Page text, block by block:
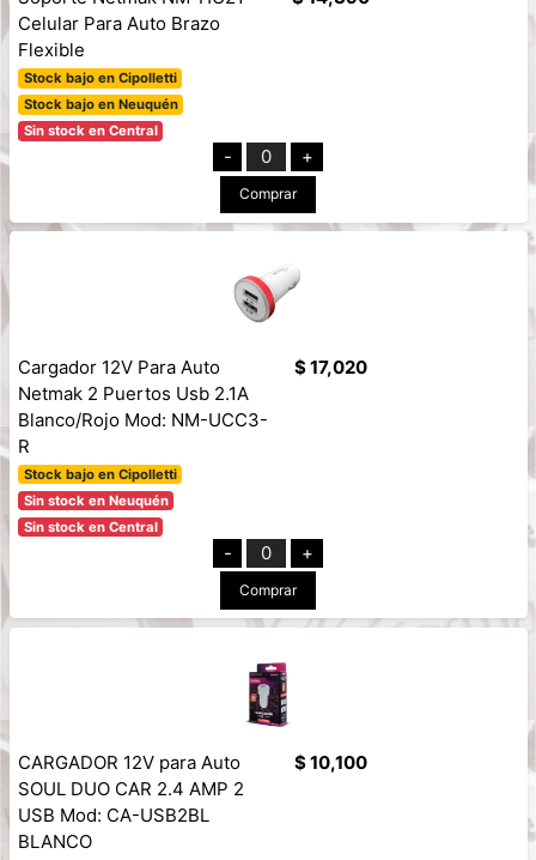
Celular Para Auto Brazo
Flexible
Stock bajo en Cipolletti
Stock bajo en Neuquén
Sin stock en Central
- 0 +
Comprar
Cargador 12V Para Auto
Netmak 2 Puertos Usb 2.1A
Blanco/Rojo Mod: NM-UCC3-
R
Stock bajo en Cipolletti
Sin stock en Neuquén
Sin stock en Central
$ 17,020
- 0 +
Comprar
CARGADOR 12V para Auto
SOUL DUO CAR 2.4 AMP 2
USB Mod: CA-USB2BL
BLANCO
$ 10,100